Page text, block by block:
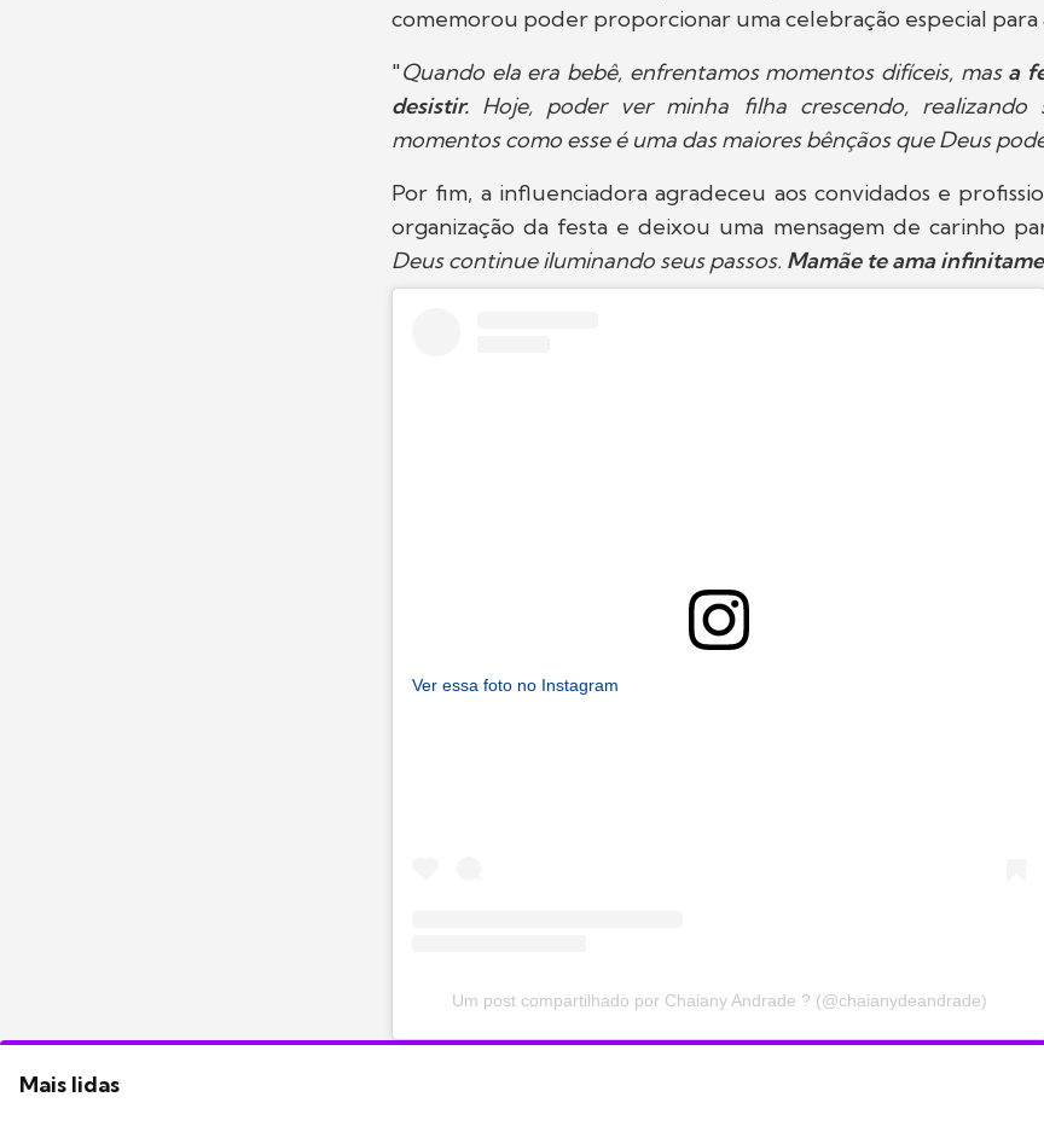
comemorou poder proporcionar uma celebração especial para
"Quando ela era bebê, enfrentamos momentos difíceis, mas a
desistir. Hoje, poder ver minha filha crescendo, realizando
momentos como esse é uma das maiores bênçãos que Deus
Por fim, a influenciadora agradeceu aos convidados e
organização da festa e deixou uma mensagem de carinho
Deus continue iluminando seus passos. Mamãe te ama
Ver essa foto no Instagram
Um post compartilhado por Chaiany Andrade ? (@chaianydeandrade)
Mais lidas